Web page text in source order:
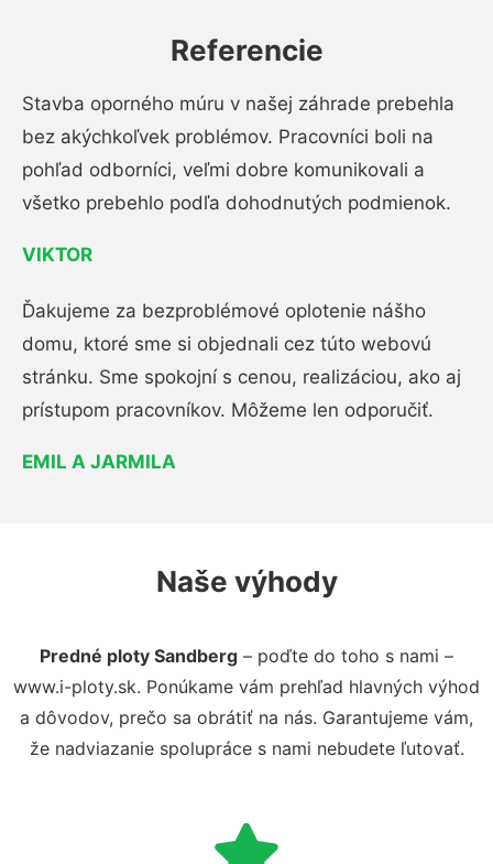
Referencie
Stavba oporného múru v našej záhrade prebehla
bez akýchkoľvek problémov. Pracovníci boli na
pohľad odborníci, veľmi dobre komunikovali a
všetko prebehlo podľa dohodnutých podmienok.
VIKTOR
Ďakujeme za bezproblémové oplotenie nášho
domu, ktoré sme si objednali cez túto webovú
stránku. Sme spokojní s cenou, realizáciou, ako aj
prístupom pracovníkov. Môžeme len odporučiť.
EMIL A JARMILA
Naše výhody
Predné ploty Sandberg – poďte do toho s nami –
www.i-ploty.sk. Ponúkame vám prehľad hlavných výhod
a dôvodov, prečo sa obrátiť na nás. Garantujeme vám,
že nadviazanie spolupráce s nami nebudete ľutovať.